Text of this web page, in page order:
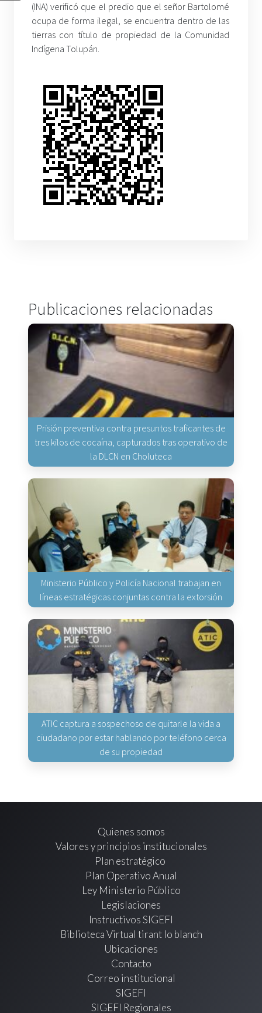
(INA) verificó que el predio que el señor Bartolomé
ocupa de forma ilegal, se encuentra dentro de las
tierras con título de propiedad de la Comunidad
Indígena Tolupán.
Publicaciones relacionadas
Prisión preventiva contra presuntos traficantes de
tres kilos de cocaína, capturados tras operativo de
la DLCN en Choluteca
Ministerio Público y Policía Nacional trabajan en
líneas estratégicas conjuntas contra la extorsión
ATIC captura a sospechoso de quitarle la vida a
ciudadano por estar hablando por teléfono cerca
de su propiedad
Quienes somos
Valores y principios institucionales
Plan estratégico
Plan Operativo Anual
Ley Ministerio Público
Legislaciones
Instructivos SIGEFI
Biblioteca Virtual tirant lo blanch
Ubicaciones
Contacto
Correo institucional
SIGEFI
SIGEFI Regionales